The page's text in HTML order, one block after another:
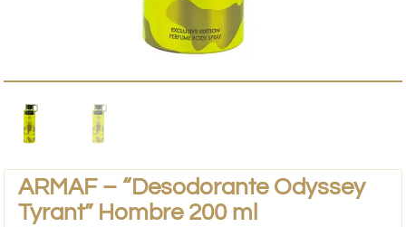
ARMAF – “Desodorante Odyssey
Tyrant” Hombre 200 ml